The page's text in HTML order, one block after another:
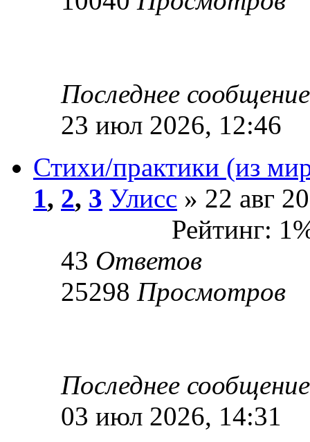
Последнее
23 июл 2026, 12:46
Стихи/практики (из
1, 2, 3 Улисс » 22 авг
Рейтинг:
43 Ответов
25298 Просмотров
Последнее
03 июл 2026, 14:31